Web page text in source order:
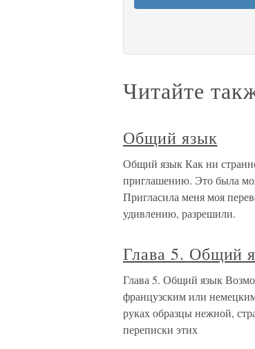
Читайте
Общий язык
Общий язык Как ни
приглашению. Это была
Пригласила меня моя
удивлению, разрешили.
Глава 5. Общий
Глава 5. Общий язык
французским или
руках образцы нежной,
переписки этих